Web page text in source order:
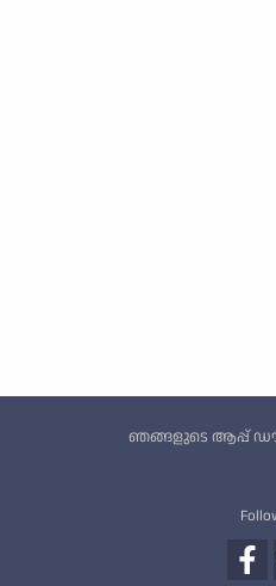
ഞങ്ങളുടെ ആപ്പ്